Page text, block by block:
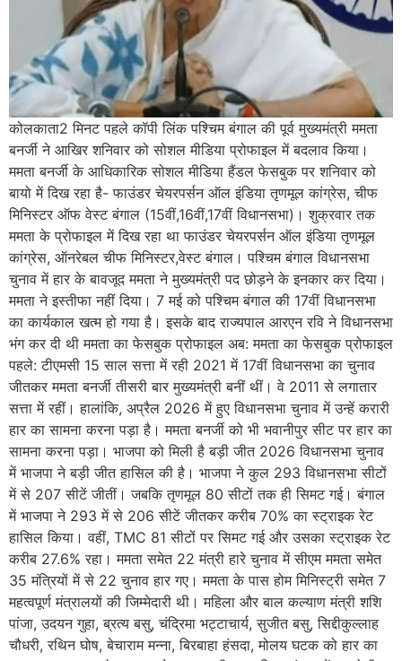
कोलकाता2 मिनट पहले कॉपी लिंक पश्चिम बंगाल की पूर्व मुख्यमंत्री ममता
बनर्जी ने आखिर शनिवार को सोशल मीडिया प्रोफाइल में बदलाव किया।
ममता बनर्जी के आधिकारिक सोशल मीडिया हैंडल फेसबुक पर शनिवार को
बायो में दिख रहा है- फाउंडर चेयरपर्सन ऑल इंडिया तृणमूल कांग्रेस, चीफ
मिनिस्टर ऑफ वेस्ट बंगाल (15वीं,16वीं,17वीं विधानसभा)। शुक्रवार तक
ममता के प्रोफाइल में दिख रहा था फाउंडर चेयरपर्सन ऑल इंडिया तृणमूल
कांग्रेस, ऑनरेबल चीफ मिनिस्टर,वेस्ट बंगाल। पश्चिम बंगाल विधानसभा
चुनाव में हार के बावजूद ममता ने मुख्यमंत्री पद छोड़ने के इनकार कर दिया।
ममता ने इस्तीफा नहीं दिया। 7 मई को पश्चिम बंगाल की 17वीं विधानसभा
का कार्यकाल खत्म हो गया है। इसके बाद राज्यपाल आरएन रवि ने विधानसभा
भंग कर दी थी ममता का फेसबुक प्रोफाइल अब: ममता का फेसबुक प्रोफाइल
पहले: टीएमसी 15 साल सत्ता में रही 2021 में 17वीं विधानसभा का चुनाव
जीतकर ममता बनर्जी तीसरी बार मुख्यमंत्री बनीं थीं। वे 2011 से लगातार
सत्ता में रहीं। हालांकि, अप्रैल 2026 में हुए विधानसभा चुनाव में उन्हें करारी
हार का सामना करना पड़ा है। ममता बनर्जी को भी भवानीपुर सीट पर हार का
सामना करना पड़ा। भाजपा को मिली है बड़ी जीत 2026 विधानसभा चुनाव
में भाजपा ने बड़ी जीत हासिल की है। भाजपा ने कुल 293 विधानसभा सीटों
में से 207 सीटें जीतीं। जबकि तृणमूल 80 सीटों तक ही सिमट गई। बंगाल
में भाजपा ने 293 में से 206 सीटें जीतकर करीब 70% का स्ट्राइक रेट
हासिल किया। वहीं, TMC 81 सीटों पर सिमट गई और उसका स्ट्राइक रेट
करीब 27.6% रहा। ममता समेत 22 मंत्री हारे चुनाव में सीएम ममता समेत
35 मंत्रियों में से 22 चुनाव हार गए। ममता के पास होम मिनिस्ट्री समेत 7
महत्वपूर्ण मंत्रालयों की जिम्मेदारी थी। महिला और बाल कल्याण मंत्री शशि
पांजा, उदयन गुहा, ब्रत्य बसु, चंद्रिमा भट्टाचार्य, सुजीत बसु, सिद्दीकुल्लाह
चौधरी, रथिन घोष, बेचाराम मन्ना, बिरबाहा हंसदा, मोलय घटक को हार का